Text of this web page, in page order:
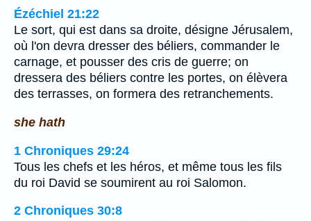
Ézéchiel 21:22
Le sort, qui est dans sa droite, désigne Jérusalem,
où l'on devra dresser des béliers, commander le
carnage, et pousser des cris de guerre; on
dressera des béliers contre les portes, on élèvera
des terrasses, on formera des retranchements.
she hath
1 Chroniques 29:24
Tous les chefs et les héros, et même tous les fils
du roi David se soumirent au roi Salomon.
2 Chroniques 30:8